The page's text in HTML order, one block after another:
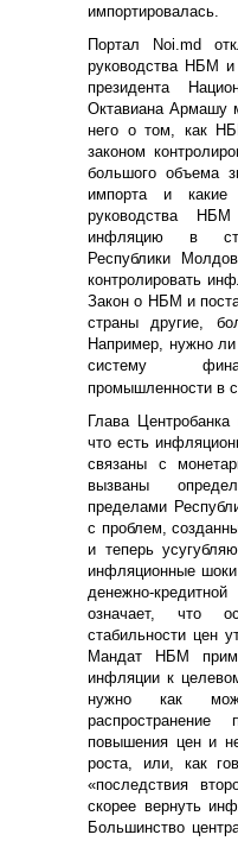
импортировалась.
Портал Noi.md
руководства НБМ
президента
Октавиана Армашу
него о том, как
законом
большого объема
импорта и какие
руководства
инфляцию в
Республики
контролировать
Закон о НБМ и
страны другие,
Например, нужно
систему
промышленности в
Глава
что есть
связаны с
вызваны
пределами
с проблем,
и теперь
инфляционные
денежно-
означает, что
стабильности цен
Мандат НБМ
инфляции к
нужно как
повышения цен и
роста, или, как
«последствия
скорее вернуть
Большинство